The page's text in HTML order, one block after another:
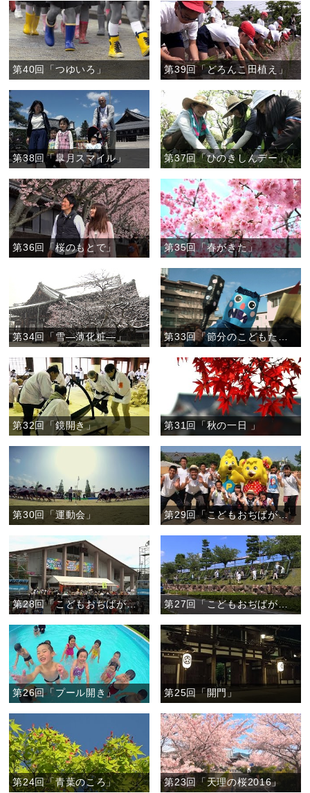
第40回「つゆいろ」 第39回「どろんこ田植え」
第38回「皐月スマイル」 第37回「ひのきしんデー」
第36回「桜のもとで」 第35回「春がきた」
第34回「雪―薄化粧―」
第32回「鏡開き」 第31回「秋の一日 」
第30回「運動会」 第29回「こどもおぢばがえりの声」
第28回「こどもおぢばがえりをささえる人たち」 第27回「こどもおぢばがえり いよいよ」
第26回「プール開き」 第25回「開門」
第24回「青葉のころ」 第23回「天理の桜2016」